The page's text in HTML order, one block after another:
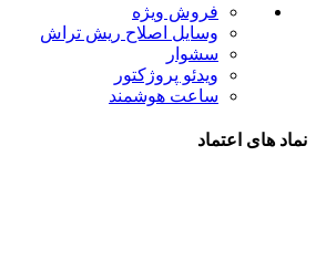
فروش ویژه
وسایل اصلاح ریش تراش
سشوار
ویدئو پروژکتور
ساعت هوشمند
نماد های اعتماد